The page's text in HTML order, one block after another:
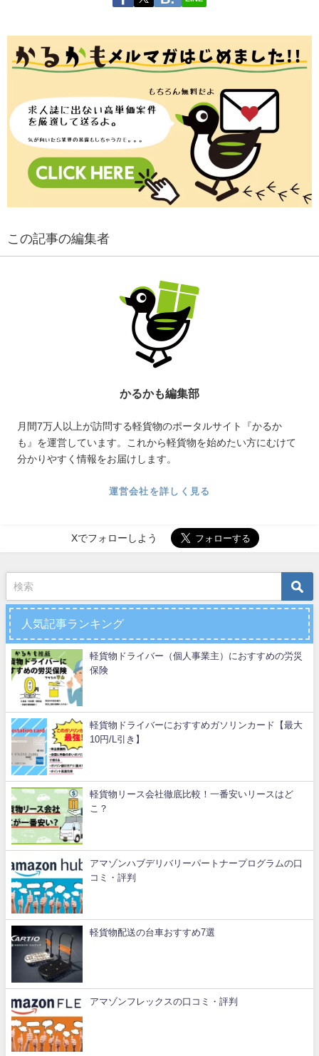
この記事の編集者
かるかも編集部
月間7万人以上が訪問する軽貨物のポータルサイト『かるか
も』を運営しています。これから軽貨物を始めたい方にむけて
分かりやすく情報をお届けします。
運営会社を詳しく見る
Xでフォローしよう
人気記事ランキング
軽貨物ドライバー（個人事業主）におすすめの労災
保険
軽貨物ドライバーにおすすめガソリンカード【最大
10円/L引き】
軽貨物リース会社徹底比較！一番安いリースはど
こ？
アマゾンハブデリバリーパートナープログラムの口
コミ・評判
軽貨物配送の台車おすすめ7選
アマゾンフレックスの口コミ・評判